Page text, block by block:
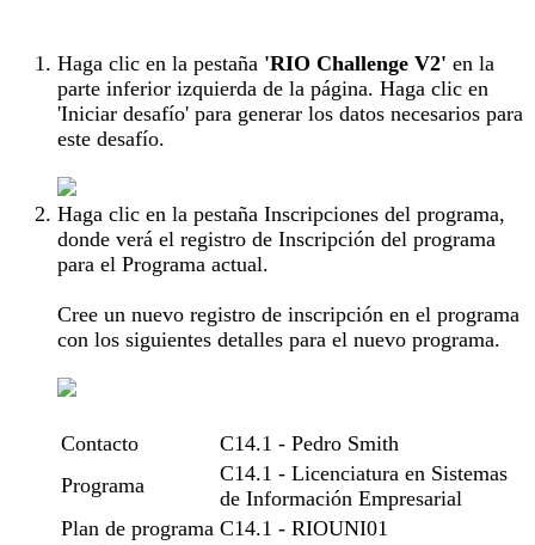
Haga clic en la pestaña 'RIO Challenge V2' en la
parte inferior izquierda de la página. Haga clic en
'Iniciar desafío' para generar los datos necesarios para
este desafío.
Haga clic en la pestaña Inscripciones del programa,
donde verá el registro de Inscripción del programa
para el Programa actual.
Cree un nuevo registro de inscripción en el programa
con los siguientes detalles para el nuevo programa.
Contacto
C14.1 - Pedro Smith
Programa
C14.1 - Licenciatura en Sistemas
de Información Empresarial
Plan de programa C14.1 - RIOUNI01